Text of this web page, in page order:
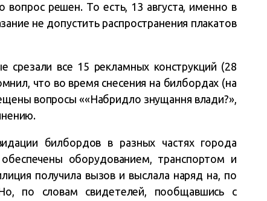
вопрос решен. То есть, 13 августа, именно в
не допустить распространения плакатов
срезали все 15 рекламных конструкций (28
что во время снесения на билбордах (на
вопросы ««Набридло знущання влади?»,
билбордов в разных частях города
оборудованием, транспортом и
получила вызов и выслала наряд на, по
по словам свидетелей, пообщавшись с